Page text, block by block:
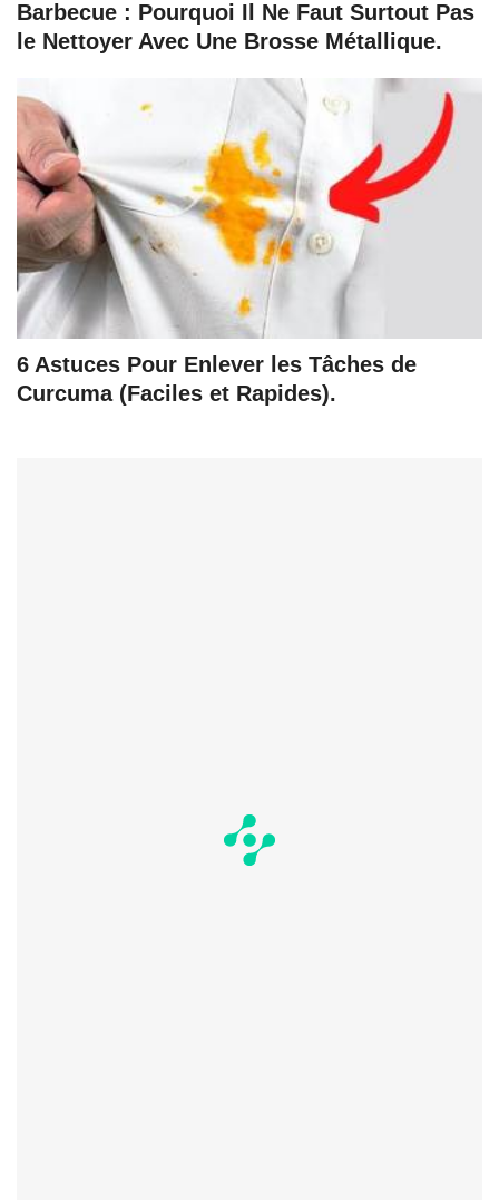
Barbecue : Pourquoi Il Ne Faut Surtout Pas
le Nettoyer Avec Une Brosse Métallique.
6 Astuces Pour Enlever les Tâches de
Curcuma (Faciles et Rapides).